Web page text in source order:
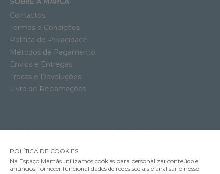
Contactos
Termos e Condições
Política de Privacidade
Métodos de Pagamento
Envios e Entregas
Trocas e Devoluções
Livro de Reclamações
POLÍTICA DE COOKIES
Na Espaço Mamãs utilizamos cookies para personalizar conteúdo e
anúncios, fornecer funcionalidades de redes sociais e analisar o nosso